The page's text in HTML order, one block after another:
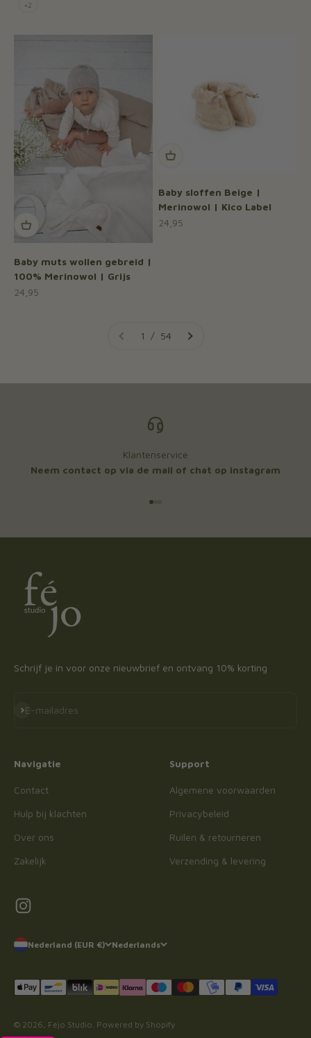
+2
Baby muts wollen gebreid |
100% Merinowol | Grijs
Aanbiedingsprijs
24,95
Baby sloffen Beige |
Merinowol | Kico Label
Aanbiedingsprijs
24,95
1 / 54
Klantenservice
Neem contact op via de mail of chat op instagram
Schrijf je in voor onze nieuwbrief en ontvang 10% korting
E-mailadres
Abonneren
Navigatie
Contact
Hulp bij klachten
Over ons
Zakelijk
Support
Algemene voorwaarden
Privacybeleid
Ruilen & retourneren
Verzending & levering
Nederland (EUR €) Nederlands
© 2026, Féjo Studio. Powered by Shopify